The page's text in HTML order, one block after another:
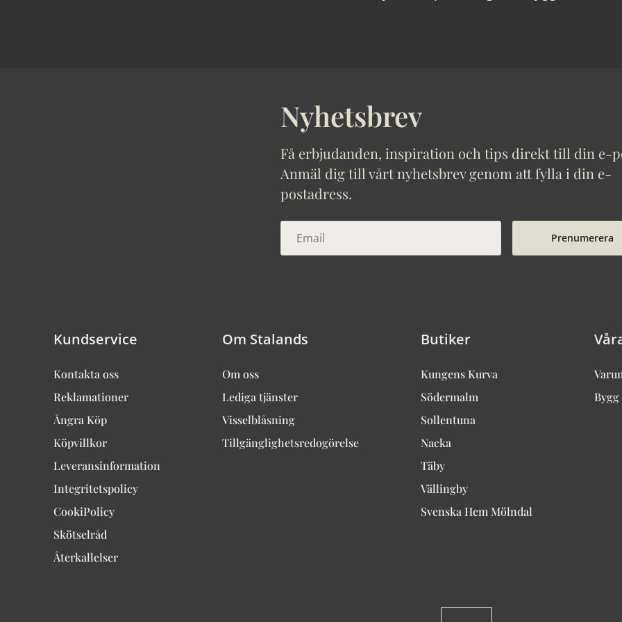
Nyhetsbrev
Få erbjudanden, inspiration och tips direkt till din e-
Anmäl dig till vårt nyhetsbrev genom att fylla i din e-
postadress.
Prenumerera
Kundservice
Kontakta oss
Reklamationer
Ångra Köp
Köpvillkor
Leveransinformation
Integritetspolicy
CookiPolicy
Skötselråd
Återkallelser
Om Stalands
Om oss
Lediga tjänster
Visselblåsning
Tillgänglighetsredogörelse
Butiker
Kungens Kurva
Södermalm
Sollentuna
Nacka
Täby
Vällingby
Svenska Hem Mölndal